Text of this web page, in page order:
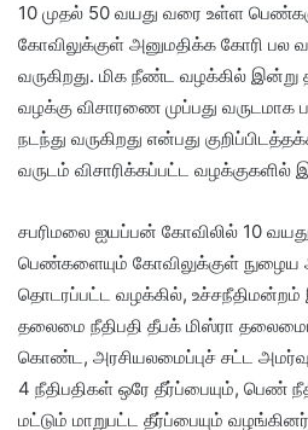
10 முதல் 50 வயது வரை உள்ள
கோவிலுக்குள் அனுமதிக்க கோரி பல
வருகிறது. மிக நீண்ட வழக்கில் இன்று
வழக்கு விசாரணை முப்பது வருடமாக
நடந்து வருகிறது என்பது
வருடம் விசாரிக்கப்பட்ட வழக்குகளில்
சபரிமலை ஐயப்பன் கோவிலில் 10
பெண்களையும் கோவிலுக்குள் நுழைய
தொடரப்பட்ட வழக்கில், உச்சநீதிமன்றம்
தலைமை நீதிபதி தீபக் மிஸ்ரா
கொண்ட, அரசியலமைப்புச் சட்ட
4 நீதிபதிகள் ஒரே தீர்ப்பையும், பெண்
மட்டும் மாறுபட்ட தீர்ப்பையும்